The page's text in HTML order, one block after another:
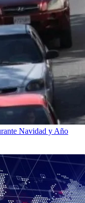
Navidad y Año